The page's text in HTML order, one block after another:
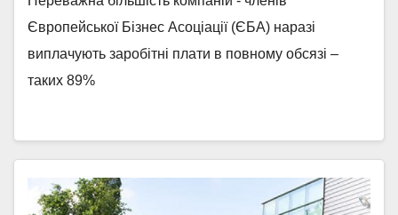
Європейської Бізнес Асоціації (ЄБА) наразі
виплачують заробітні плати в повному обсязі –
таких 89%